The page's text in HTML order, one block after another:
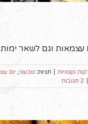
וגם לשאר
וקטניות תגיות: טבעוני, יום
2 תגובות